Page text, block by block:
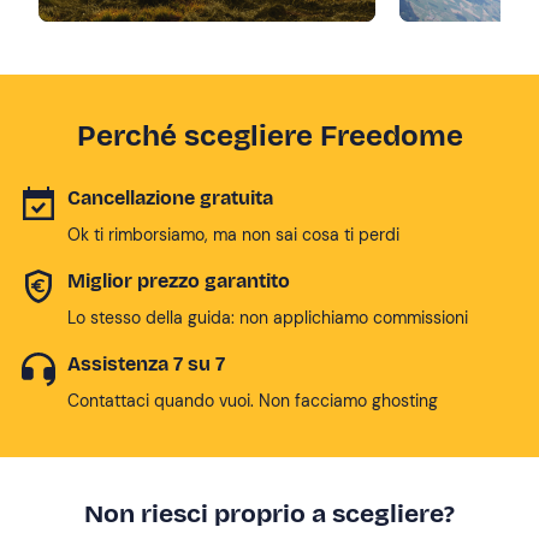
Perché scegliere Freedome
Cancellazione gratuita
Ok ti rimborsiamo, ma non sai cosa ti perdi
Miglior prezzo garantito
Lo stesso della guida: non applichiamo commissioni
Assistenza 7 su 7
Contattaci quando vuoi. Non facciamo ghosting
Non riesci proprio a scegliere?